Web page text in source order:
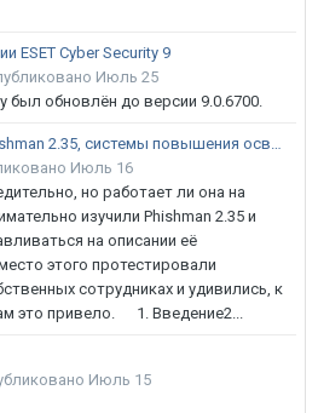
ESET Cyber Security 9
Июль 25
был обновлён до версии 9.0.6700.
Тестирование Phishman 2.35, системы повышения осведомлённости пользователей в сфере ИБ
Июль 16
но работает ли она на
изучили Phishman 2.35 и
на описании её
этого протестировали
сотрудниках и удивились, к
это привело. 1. Введение2...
Июль 15